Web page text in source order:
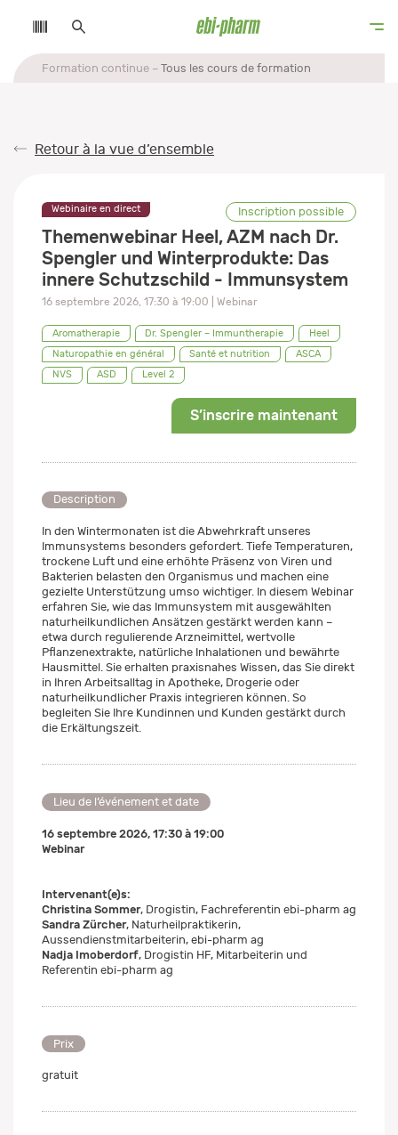
Formation continue Tous les cours de formation
Retour à la vue d’ensemble
Webinaire en direct Inscription possible
Themenwebinar Heel, AZM nach Dr.
Spengler und Winterprodukte: Das
innere Schutzschild - Immunsystem
16 septembre 2026, 17:30 à 19:00 | Webinar
Aromatherapie Dr. Spengler – Immuntherapie
Heel
Naturopathie en général
Santé et nutrition
ASCA
NVS
ASD Level 2
S’inscrire maintenant
Description
In den Wintermonaten ist die Abwehrkraft unseres
Immunsystems besonders gefordert. Tiefe Temperaturen,
trockene Luft und eine erhöhte Präsenz von Viren und
Bakterien belasten den Organismus und machen eine
gezielte Unterstützung umso wichtiger. In diesem Webinar
erfahren Sie, wie das Immunsystem mit ausgewählten
naturheilkundlichen Ansätzen gestärkt werden kann –
etwa durch regulierende Arzneimittel, wertvolle
Pflanzenextrakte, natürliche Inhalationen und bewährte
Hausmittel. Sie erhalten praxisnahes Wissen, das Sie direkt
in Ihren Arbeitsalltag in Apotheke, Drogerie oder
naturheilkundlicher Praxis integrieren können. So
begleiten Sie Ihre Kundinnen und Kunden gestärkt durch
die Erkältungszeit.
Lieu de l’événement et date
16 septembre 2026, 17:30 à 19:00
Webinar
Intervenant(e)s:
Christina Sommer, Drogistin, Fachreferentin ebi-pharm ag
Sandra Zürcher, Naturheilpraktikerin,
Aussendienstmitarbeiterin, ebi-pharm ag
Nadja Imoberdorf, Drogistin HF, Mitarbeiterin und
Referentin ebi-pharm ag
Prix
gratuit